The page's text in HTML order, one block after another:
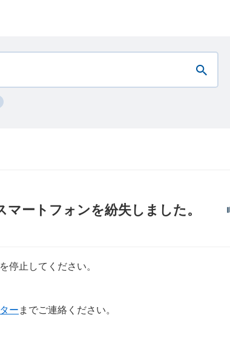
ートフォンを紛失しました。
停止してください。
ー までご連絡ください。